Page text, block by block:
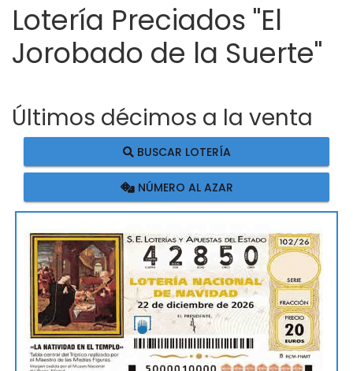
Lotería Preciados "El
Jorobado de la Suerte"
Últimos décimos a la venta
BUSCAR LOTERÍA
NÚMERO AL AZAR